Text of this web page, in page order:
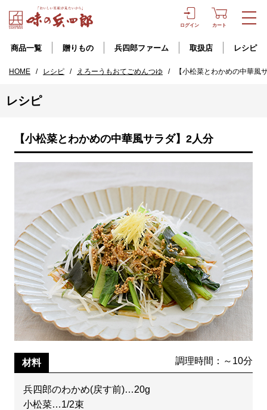
ログイン カート
商品一覧 贈りもの 兵四郎ファーム 取扱店 レシピ
HOME / レシピ / えろーうもおてごめんつゆ / 【小松菜とわかめの中華風
レシピ
【小松菜とわかめの中華風サラダ】2人分
材料 調理時間：～10分
兵四郎のわかめ(戻す前)…20g
小松菜…1/2束